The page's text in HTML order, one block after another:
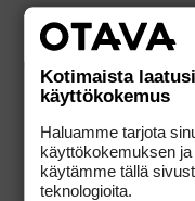
Kotimaista
käyttökokemus
Haluamme tarjota
käyttökokemuksen
käytämme tällä
teknologioita.